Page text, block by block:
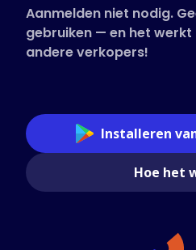
Aanmelden niet nodig.
gebruiken — en het
andere verkopers!
Installeren
Hoe het